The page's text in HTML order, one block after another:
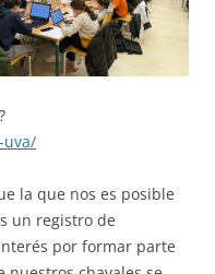
uva/
la que nos es posible
un registro de
por formar parte